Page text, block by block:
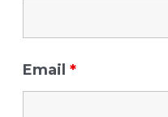
Email*